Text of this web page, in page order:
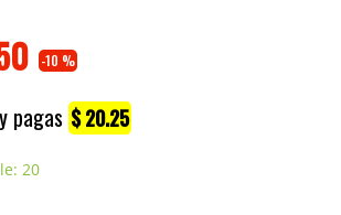
-10 %
pagas $ 20.25
20